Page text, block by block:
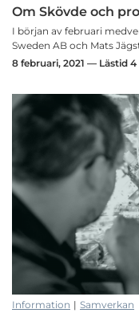
Om Skövde och
I början av februari
Sweden AB och Mats
8 februari, 2021 — Lästid
Information | Samverkan